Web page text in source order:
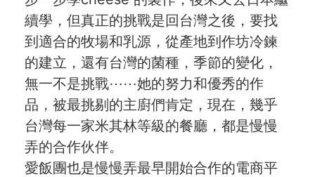
續學，但真正的挑戰是回台灣之後，要找
到適合的牧場和乳源，從產地到作坊冷鍊
的建立，還有台灣的菌種，季節的變化，
無一不是挑戰⋯⋯她的努力和優秀的作
品，被最挑剔的主廚們肯定，現在，幾乎
台灣每一家米其林等級的餐廳，都是慢慢
弄的合作伙伴。
愛飯團也是慢慢弄最早開始合作的電商平